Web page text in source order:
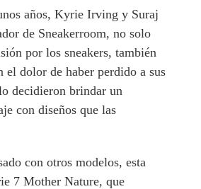
años, Kyrie Irving y Suraj
de Sneakerroom, no solo
por los sneakers, también
el dolor de haber perdido a sus
decidieron brindar un
con diseños que las
con otros modelos, esta
7 Mother Nature, que